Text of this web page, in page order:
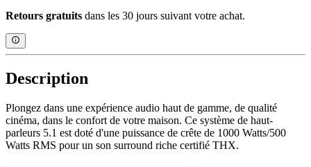
Retours gratuits dans les 30 jours suivant votre achat.
Description
Plongez dans une expérience audio haut de gamme, de qualité
cinéma, dans le confort de votre maison. Ce système de haut-
parleurs 5.1 est doté d'une puissance de crête de 1000 Watts/500
Watts RMS pour un son surround riche certifié THX.